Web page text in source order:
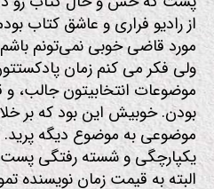
از رادیو فراری و عاشق کتاب
مورد قاضی خوبی نمی‌تونم
ولی فکر می کنم زمان
موضوعات انتخابیتون جالب،
بودن. خوبیش این بود که بر
موضوعی به موضوع دیگه
یکپارچگی و شسته رفتگی پست
البته به قیمت زمان نویسنده